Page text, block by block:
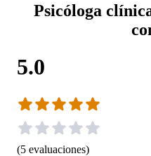
Psicóloga
5.0
(5 evaluaciones)